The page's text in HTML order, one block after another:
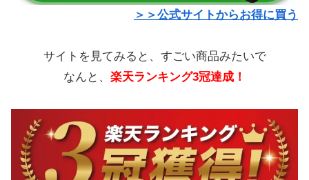
＞＞公式サイトからお得に買う
サイトを見てみると、すごい商品みたいで
なんと、 楽天ランキング3冠達成！